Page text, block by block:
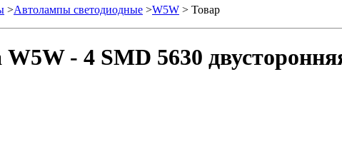
>Автолампы светодиодные >W5W > Товар
- 4 SMD 5630